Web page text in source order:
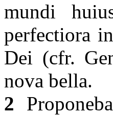
mundi
perfectiora
Dei (cfr.
nova bella.
2